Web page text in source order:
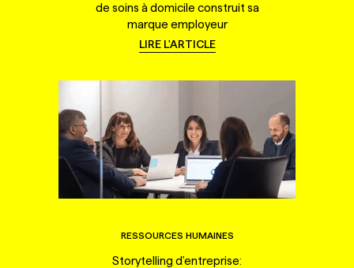
de soins à domicile construit sa
marque employeur
LIRE L'ARTICLE
RESSOURCES HUMAINES
Storytelling d'entreprise: